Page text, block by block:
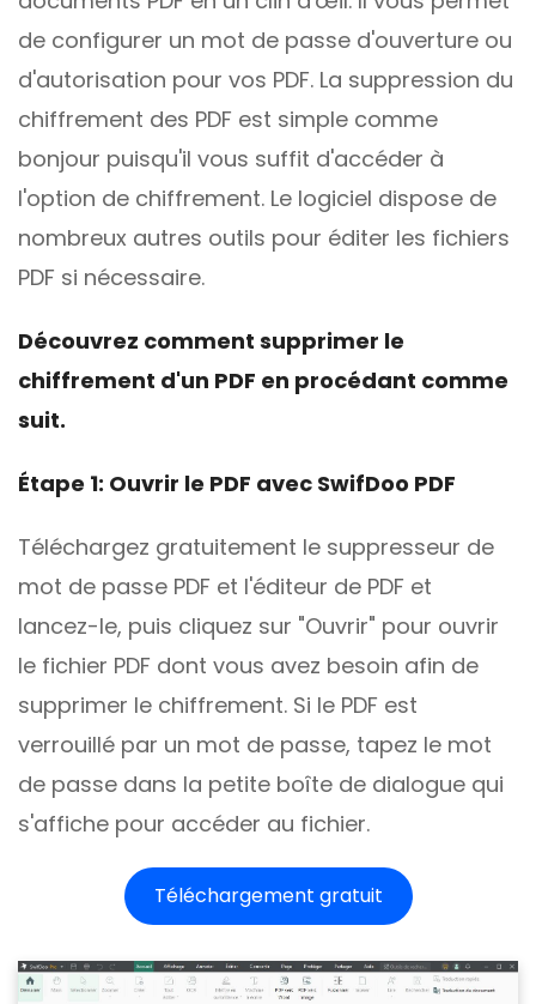
de configurer un mot de passe d'ouverture ou
d'autorisation pour vos PDF. La suppression du
chiffrement des PDF est simple comme
bonjour puisqu'il vous suffit d'accéder à
l'option de chiffrement. Le logiciel dispose de
nombreux autres outils pour éditer les fichiers
PDF si nécessaire.
Découvrez comment supprimer le
chiffrement d'un PDF en procédant comme
suit.
Étape 1: Ouvrir le PDF avec SwifDoo PDF
Téléchargez gratuitement le suppresseur de
mot de passe PDF et l'éditeur de PDF et
lancez-le, puis cliquez sur "Ouvrir" pour ouvrir
le fichier PDF dont vous avez besoin afin de
supprimer le chiffrement. Si le PDF est
verrouillé par un mot de passe, tapez le mot
de passe dans la petite boîte de dialogue qui
s'affiche pour accéder au fichier.
Téléchargement gratuit